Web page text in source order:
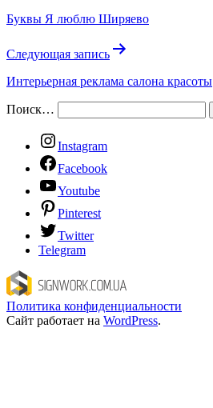
Буквы Я люблю Ширяево
Следующая запись
Интерьерная реклама салона красоты
Поиск…
Instagram
Facebook
Youtube
Pinterest
Twitter
Telegram
Политика конфиденциальности
Сайт работает на WordPress.